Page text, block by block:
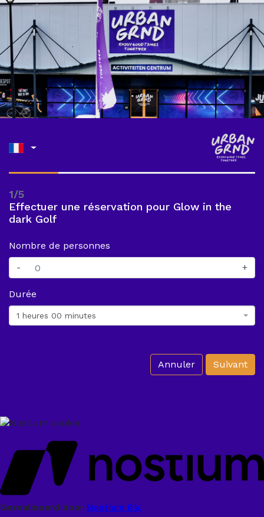
1/5
Effectuer une réservation pour Glow in the
dark Golf
Nombre de personnes
-
+
Durée
1 heures 00 minutes
Annuler Suivant